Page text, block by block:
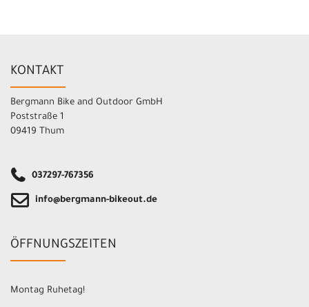
KONTAKT
Bergmann Bike and Outdoor GmbH
Poststraße 1
09419 Thum
037297-767356
info@bergmann-bikeout.de
ÖFFNUNGSZEITEN
Montag Ruhetag!